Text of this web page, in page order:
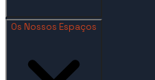
Os Nossos Espaços